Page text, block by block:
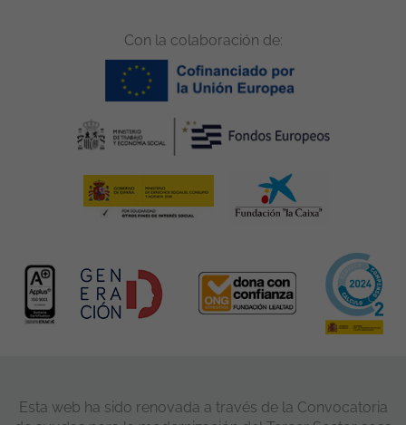
Con la colaboración de:
Esta web ha sido renovada a través de la Convocatoria